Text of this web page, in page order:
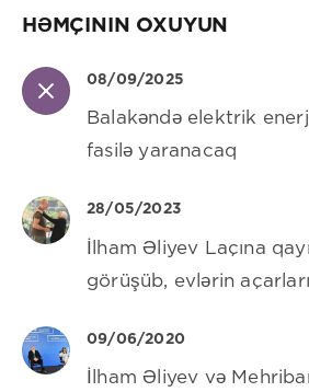
HƏMÇININ OXUYUN
08/09/2025
Balakəndə elektrik
fasilə yaranacaq
28/05/2023
İlham Əliyev Laçına
görüşüb, evlərin
09/06/2020
İlham Əliyev və